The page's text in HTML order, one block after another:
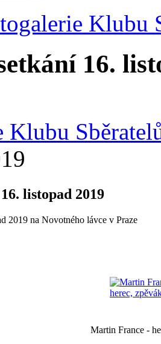
Klubu
16.
Klubu
listopad 2019
2019 na Novotného lávce v Praze
Martin France -